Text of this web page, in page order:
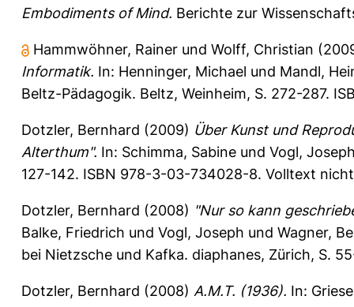
Embodiments of Mind. Berichte zur
Hammwöhner, Rainer und Wolff, Christian
Informatik. In: Henninger, Michael und Mandl,
Beltz-Pädagogik. Beltz, Weinheim, S. 272-287.
Dotzler, Bernhard (2009) Über Kunst und
Alterthum". In: Schimma, Sabine und Vogl,
127-142. ISBN 978-3-03-734028-8. Volltext
Dotzler, Bernhard (2008) "Nur so kann
Balke, Friedrich und Vogl, Joseph und Wagner,
bei Nietzsche und Kafka. diaphanes, Zürich, S.
Dotzler, Bernhard (2008) A.M.T. (1936). In: